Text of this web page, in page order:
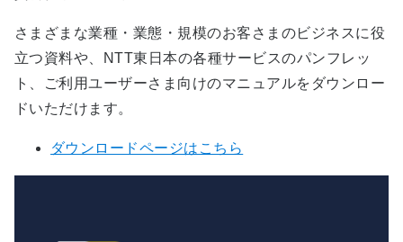
さまざまな業種・業態・規模のお客さまのビジネスに役
立つ資料や、NTT東日本の各種サービスのパンフレッ
ト、ご利用ユーザーさま向けのマニュアルをダウンロー
ドいただけます。
ダウンロードページはこちら